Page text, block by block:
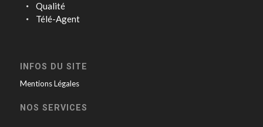
Qualité
Télé-Agent
INFOS DU SITE
Mentions Légales
NOS SERVICES